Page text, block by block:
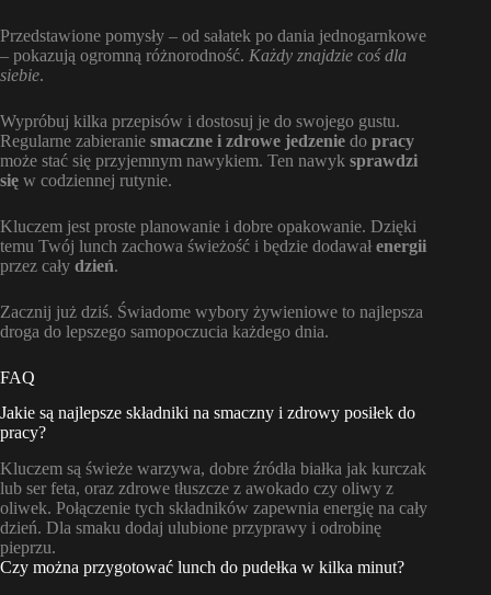
Przedstawione pomysły – od sałatek po dania jednogarnkowe
– pokazują ogromną różnorodność. Każdy znajdzie coś dla
siebie.
Wypróbuj kilka przepisów i dostosuj je do swojego gustu.
Regularne zabieranie smaczne i zdrowe jedzenie do pracy
może stać się przyjemnym nawykiem. Ten nawyk sprawdzi
się w codziennej rutynie.
Kluczem jest proste planowanie i dobre opakowanie. Dzięki
temu Twój lunch zachowa świeżość i będzie dodawałenergii
przez cały dzień.
Zacznij już dziś. Świadome wybory żywieniowe to najlepsza
droga do lepszego samopoczucia każdego dnia.
FAQ
Jakie są najlepsze składniki na smaczny i zdrowy posiłek do
pracy?
Kluczem są świeże warzywa, dobre źródła białka jak kurczak
lub ser feta, oraz zdrowe tłuszcze z awokado czy oliwy z
oliwek. Połączenie tych składników zapewnia energię na cały
dzień. Dla smaku dodaj ulubione przyprawy i odrobinę
pieprzu.
Czy można przygotować lunch do pudełka w kilka minut?